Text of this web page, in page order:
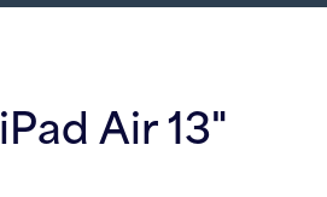
iPad Air 13"